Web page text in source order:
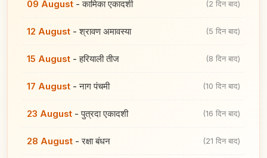
09 August -कामिका एकादशी (2 दिन बाद)
12 August -श्रावण अमावस्या (5 दिन बाद)
15 August -हरियाली तीज (8 दिन बाद)
17 August -नाग पंचमी (10 दिन बाद)
23 August -पुत्रदा एकादशी (16 दिन बाद)
28 August -रक्षा बंधन (21 दिन बाद)